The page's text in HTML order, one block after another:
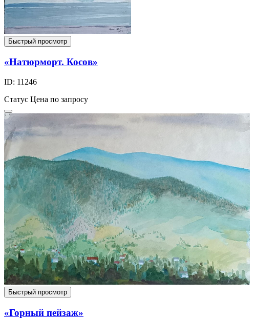
Быстрый просмотр
«Натюрморт. Косов»
ID: 11246
Статус Цена по запросу
Быстрый просмотр
«Горный пейзаж»